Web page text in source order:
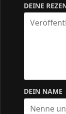
DEINE
DEIN NAME